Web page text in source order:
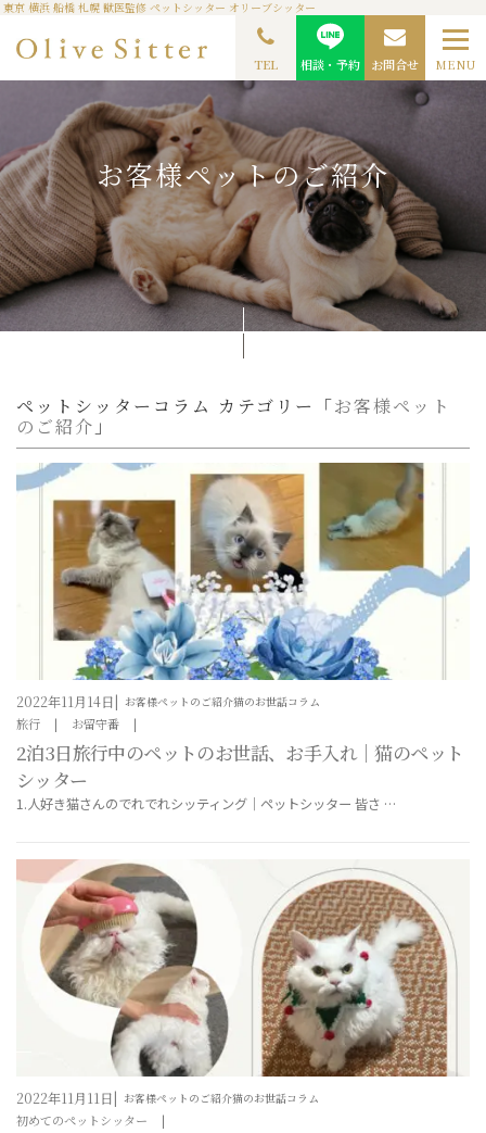
東京 横浜 船橋 札幌 獣医監修 ペットシッター オリーブシッター
MENU
TEL 相談・予約 お問合せ
お客様ペットのご紹介
お客様ペットのご紹介
ペットシッターコラム カテゴリー「お客様ペット
のご紹介 」
お客様ペットのご紹介猫のお世話コラム
2022年11月14日
旅行 お留守番
2泊3日旅行中のペットのお世話、お手入れ｜猫のペット
シッター
1.人好き猫さんのでれでれシッティング｜ペットシッター 皆さ …
お客様ペットのご紹介猫のお世話コラム
2022年11月11日
初めてのペットシッター